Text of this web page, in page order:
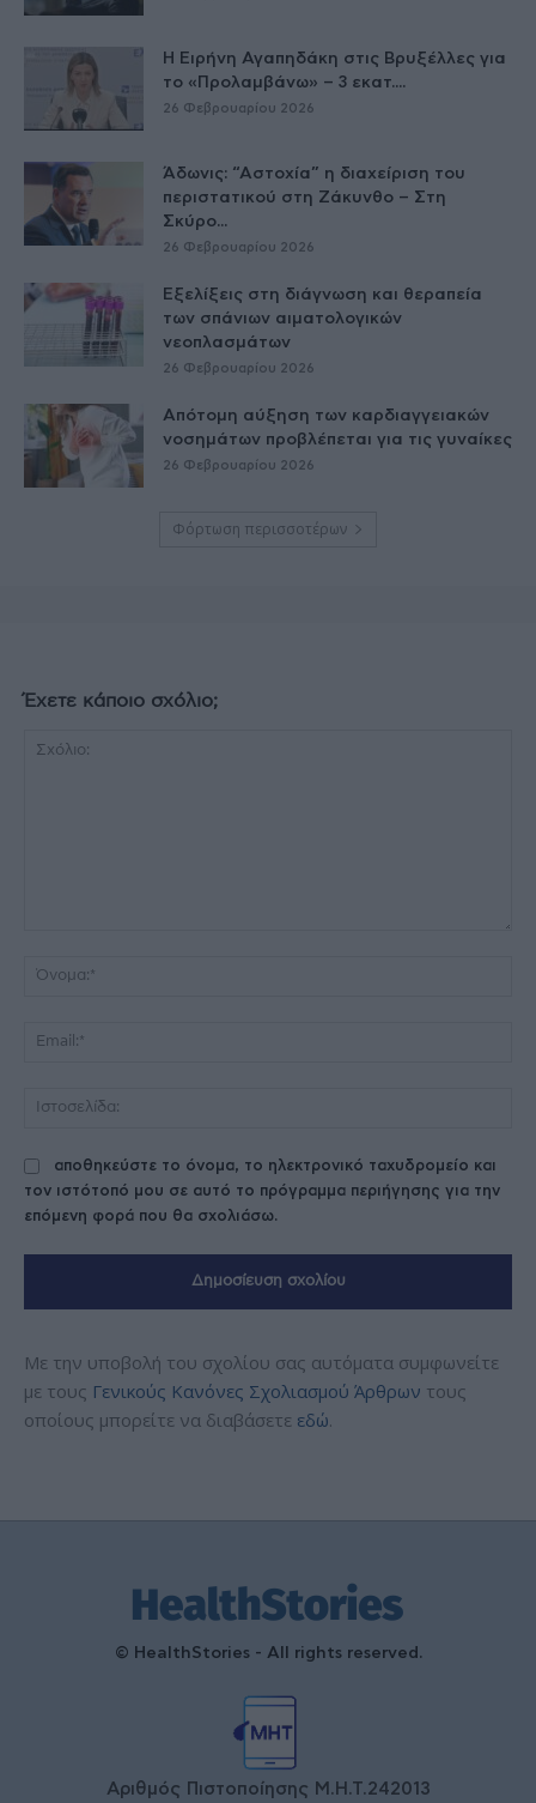
Η Ειρήνη Αγαπηδάκη στις Βρυξέλλες για
το «Προλαμβάνω» – 3 εκατ....
26 Φεβρουαρίου 2026
Άδωνις: “Αστοχία” η διαχείριση του
περιστατικού στη Ζάκυνθο – Στη
Σκύρο...
26 Φεβρουαρίου 2026
Εξελίξεις στη διάγνωση και θεραπεία
των σπάνιων αιματολογικών
νεοπλασμάτων
26 Φεβρουαρίου 2026
Απότομη αύξηση των καρδιαγγειακών
νοσημάτων προβλέπεται για τις γυναίκες
26 Φεβρουαρίου 2026
Φόρτωση περισσοτέρων
Έχετε κάποιο σχόλιο;
αποθηκεύστε το όνομα, το ηλεκτρονικό ταχυδρομείο και
τον ιστότοπό μου σε αυτό το πρόγραμμα περιήγησης για την
επόμενη φορά που θα σχολιάσω.
Με την υποβολή του σχολίου σας αυτόματα συμφωνείτε
με τους Γενικούς Κανόνες Σχολιασμού Άρθρων τους
οποίους μπορείτε να διαβάσετε εδώ.
© HealthStories - All rights reserved.
Αριθμός Πιστοποίησης Μ.Η.Τ.242013